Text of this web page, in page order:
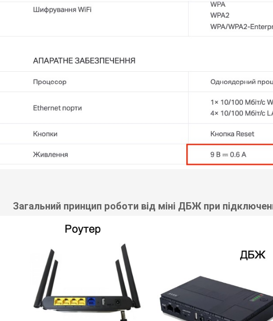
Загальний принцип роботи від міні ДБЖ при